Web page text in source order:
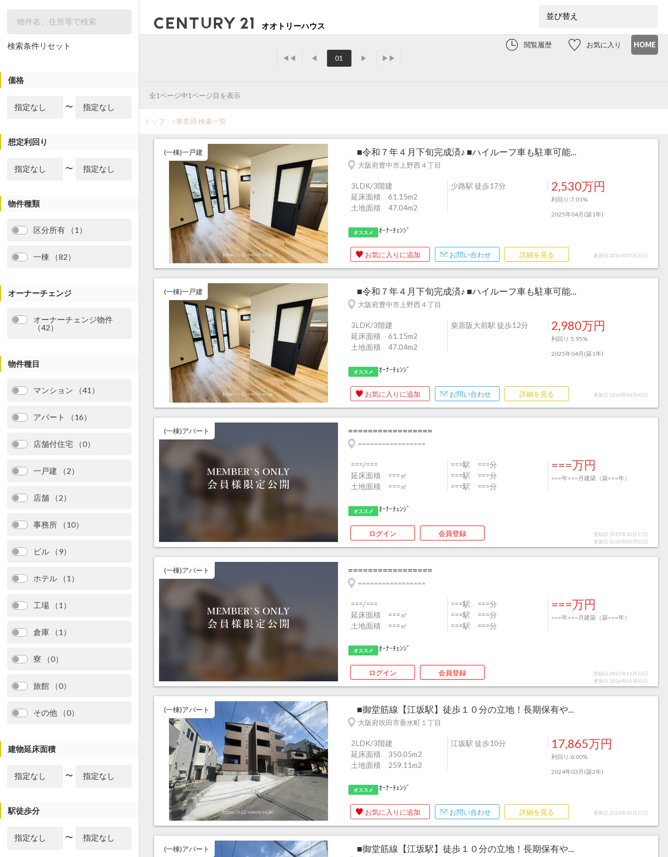
検索条件リセット
価格
〜
想定利回り
〜
物件種類
区分所有 （1）
一棟 （82）
オーナーチェンジ
オーナーチェンジ物件
（42）
物件種目
マンション （41）
アパート （16）
店舗付住宅 （0）
一戸建 （2）
店舗 （2）
事務所 （10）
ビル （9）
ホテル （1）
工場 （1）
倉庫 （1）
寮 （0）
旅館 （0）
その他 （0）
建物延床面積
〜
駅徒歩分
〜
オオトリーハウス
HOME
お気に入り
閲覧履歴
◀◀
◀ 01 ▶ ▶▶
全1ページ中1ページ目を表示
トップ >事業用 検索一覧
(一棟)一戸建 ■令和７年４月下旬完成済♪ ■ハイルーフ車も駐車可能...
大阪府豊中市上野西４丁目
3LDK/3階建
延床面積 61.15m2
土地面積 47.04m2
少路駅 徒歩17分 2,530万円
利回り:7.01%
2025年04月(築1年)
オススメ ｵｰﾅｰﾁｪﾝｼﾞ
お気に入りに追加 お問い合わせ 詳細を見る 更新日 2026年07月31日
(一棟)一戸建 ■令和７年４月下旬完成済♪ ■ハイルーフ車も駐車可能...
大阪府豊中市上野西４丁目
3LDK/3階建
延床面積 61.15m2
土地面積 47.04m2
柴原阪大前駅 徒歩12分 2,980万円
利回り:5.95%
2025年04月(築1年)
オススメ ｵｰﾅｰﾁｪﾝｼﾞ
お気に入りに追加 お問い合わせ 詳細を見る 更新日 2026年04月03日
(一棟)アパート =================
=================
===/===
延床面積 ===㎡
土地面積 ===㎡
===駅 ===分
===駅 ===分
===駅 ===分
===万円
===年===月建築（築===年）
オススメ ｵｰﾅｰﾁｪﾝｼﾞ
ログイン 会員登録
登録日 2025年10月17日
更新日 2026年01月05日
(一棟)アパート =================
=================
===/===
延床面積 ===㎡
土地面積 ===㎡
===駅 ===分
===駅 ===分
===駅 ===分
===万円
===年===月建築（築===年）
オススメ ｵｰﾅｰﾁｪﾝｼﾞ
ログイン 会員登録
登録日 2025年11月13日
更新日 2026年01月05日
(一棟)アパート ■御堂筋線【江坂駅】徒歩１０分の立地！長期保有や...
大阪府吹田市垂水町１丁目
2LDK/3階建
延床面積 350.05m2
土地面積 259.11m2
江坂駅 徒歩10分 17,865万円
利回り:6.00%
2024年03月(築2年)
オススメ ｵｰﾅｰﾁｪﾝｼﾞ
お気に入りに追加 お問い合わせ 詳細を見る 更新日 2025年10月17日
(一棟)アパート ■御堂筋線【江坂駅】徒歩１０分の立地！長期保有や...